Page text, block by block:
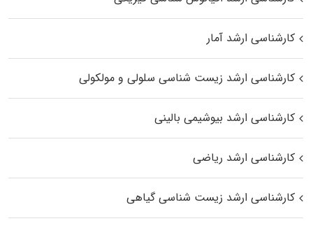
کارشناسی ارشد آمار
کارشناسی ارشد زیست شناسی سلولی و مولکولی
کارشناسی ارشد بیوشیمی بالینی
کارشناسی ارشد ریاضی
کارشناسی ارشد زیست‌ شناسی گیاهی